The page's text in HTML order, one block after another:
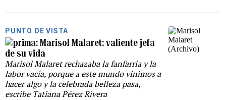
PUNTO DE VISTA
Marisol Malaret: valiente jefa
de su vida
Marisol Malaret rechazaba la fanfarria y la
labor vacía, porque a este mundo vinimos a
hacer algo y la celebrada belleza pasa,
escribe Tatiana Pérez Rivera